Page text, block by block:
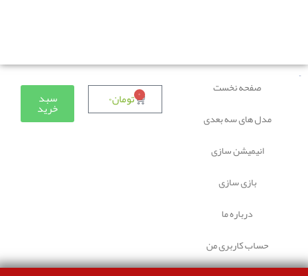
صفحه نخست
مدل های سه بعدی
انیمیشن سازی
بازی سازی
درباره ما
حساب کاربری من
تومان۰ ۰ سبد
خرید